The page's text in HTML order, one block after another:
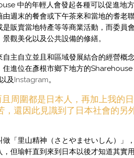
中的年輕人會發起各種可以促進地
週末的餐會或下午茶來和當地的耆老
販賣當地特產等等商業活動，而委員
觀美化以及公共設備的修繕。
主自立並且和區域發展結合的經營概
進位在彥根市鄉下地方的
及 Instagram。
周圍都是日本人，再加上我的
還因此見識到了日本社會的另
「里山精神（さとやませいしん）」
但瑜軒直到來到日本以後才知道其實